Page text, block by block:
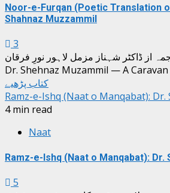
Noor-e-Furqan (Poetic Translation
Shahnaz Muzzammil
3
از ڈاکٹر شہناز مزمل لاہور نورِ فرقان
Dr. Shehnaz Muzammil — A Caravan
کتاب پڑھیے
Ramz-e-Ishq (Naat o Manqabat):
4 min read
Naat
Ramz-e-Ishq (Naat o Manqabat): Dr.
5